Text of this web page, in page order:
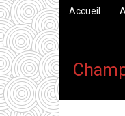
Accueil